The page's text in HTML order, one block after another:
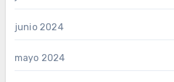
junio 2024
mayo 2024